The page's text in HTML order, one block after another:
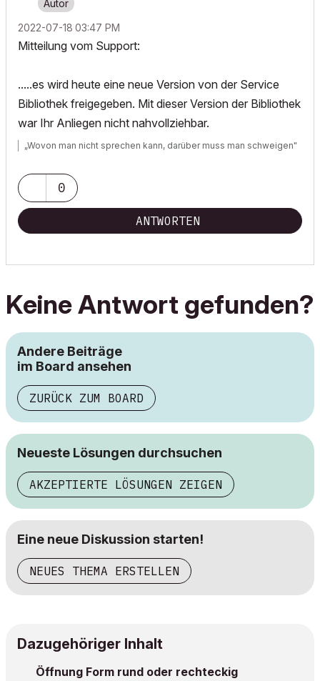
‎2022-07-18 03:47 PM
Mitteilung vom Support:
.....es wird heute eine neue Version von der Service
Bibliothek freigegeben. Mit dieser Version der Bibliothek
war Ihr Anliegen nicht nahvollziehbar.
„Wovon man nicht sprechen kann, darüber muss man schweigen"
0
ANTWORTEN
Keine Antwort gefunden?
Andere Beiträge
im Board ansehen
ZURÜCK ZUM BOARD
Neueste Lösungen durchsuchen
AKZEPTIERTE LÖSUNGEN ZEIGEN
Eine neue Diskussion starten!
NEUES THEMA ERSTELLEN
Dazugehöriger Inhalt
Öffnung Form rund oder rechteckig